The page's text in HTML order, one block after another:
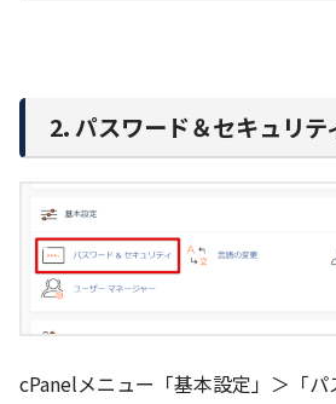
2. パスワード＆セキュリテ
cPanelメニュー「基本設定」＞「